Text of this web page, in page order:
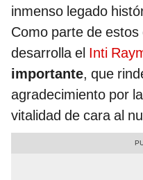
inmenso legado
Como parte de
desarrolla el Inti
importante, que
agradecimiento por
vitalidad de cara al